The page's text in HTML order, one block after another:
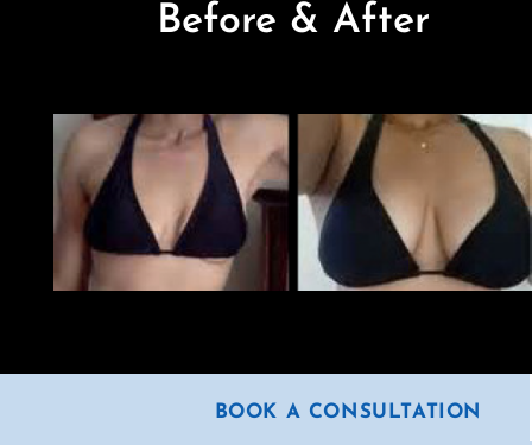
Before & After
BOOK A CONSULTATION